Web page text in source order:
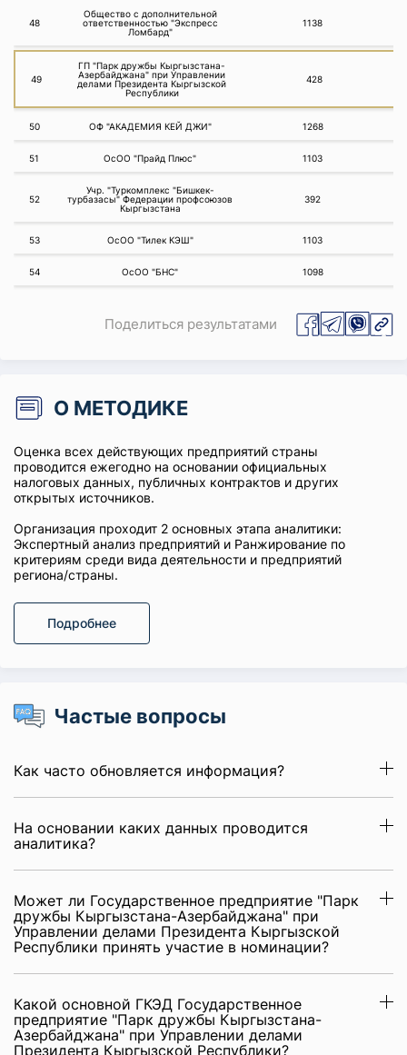
48
Общество с дополнительной
ответственностью "Экспресс
Ломбард"
1138
49
ГП "Парк дружбы Кыргызстана-
Азербайджана" при Управлении
делами Президента Кыргызской
Республики
428
50 ОФ "АКАДЕМИЯ КЕЙ ДЖИ" 1268
51 ОсОО "Прайд Плюс" 1103
52
Учр. "Туркомплекс "Бишкек-
турбазасы" Федерации профсоюзов
Кыргызстана
392
53 ОсОО "Тилек КЭШ" 1103
54 ОсОО "БНС" 1098
Поделиться результатами
О МЕТОДИКЕ
Оценка всех действующих предприятий страны
проводится ежегодно на основании официальных
налоговых данных, публичных контрактов и других
открытых источников.
Организация проходит 2 основных этапа аналитики:
Экспертный анализ предприятий и Ранжирование по
критериям среди вида деятельности и предприятий
региона/страны.
Подробнее
Частые вопросы
Как часто обновляется информация?
На основании каких данных проводится
аналитика?
Может ли Государственное предприятие "Парк
дружбы Кыргызстана-Азербайджана" при
Управлении делами Президента Кыргызской
Республики принять участие в номинации?
Какой основной ГКЭД Государственное
предприятие "Парк дружбы Кыргызстана-
Азербайджана" при Управлении делами
Президента Кыргызской Республики?